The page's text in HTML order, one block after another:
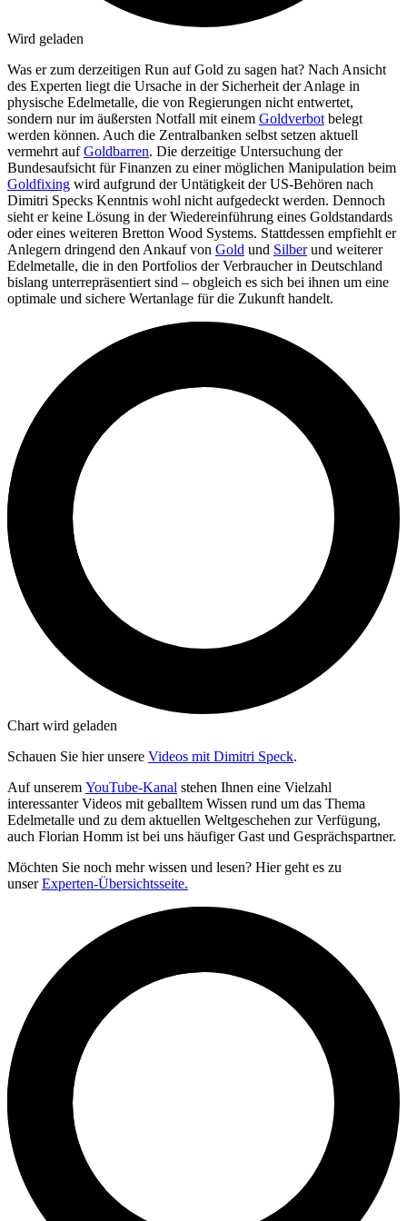
Wird geladen
Was er zum derzeitigen Run auf Gold zu sagen hat? Nach Ansicht
des Experten liegt die Ursache in der Sicherheit der Anlage in
physische Edelmetalle, die von Regierungen nicht entwertet,
sondern nur im äußersten Notfall mit einem Goldverbot belegt
werden können. Auch die Zentralbanken selbst setzen aktuell
vermehrt aufGoldbarren. Die derzeitige Untersuchung der
Bundesaufsicht für Finanzen zu einer möglichen Manipulation beim
Goldfixing wird aufgrund der Untätigkeit der US-Behören nach
Dimitri Specks Kenntnis wohl nicht aufgedeckt werden. Dennoch
sieht er keine Lösung in der Wiedereinführung eines Goldstandards
oder eines weiteren Bretton Wood Systems. Stattdessen empfiehlt er
Anlegern dringend den Ankauf von Gold und Silberund weiterer
Edelmetalle, die in den Portfolios der Verbraucher in Deutschland
bislang unterrepräsentiert sind – obgleich es sich bei ihnen um eine
optimale und sichere Wertanlage für die Zukunft handelt.
Chart wird geladen
Schauen Sie hier unsere Videos mit Dimitri Speck.
Auf unserem YouTube-Kanal stehen Ihnen eine Vielzahl
interessanter Videos mit geballtem Wissen rund um das Thema
Edelmetalle und zu dem aktuellen Weltgeschehen zur Verfügung,
auch Florian Homm ist bei uns häufiger Gast und Gesprächspartner.
Möchten Sie noch mehr wissen und lesen? Hier geht es zu
unserExperten-Übersichtsseite.